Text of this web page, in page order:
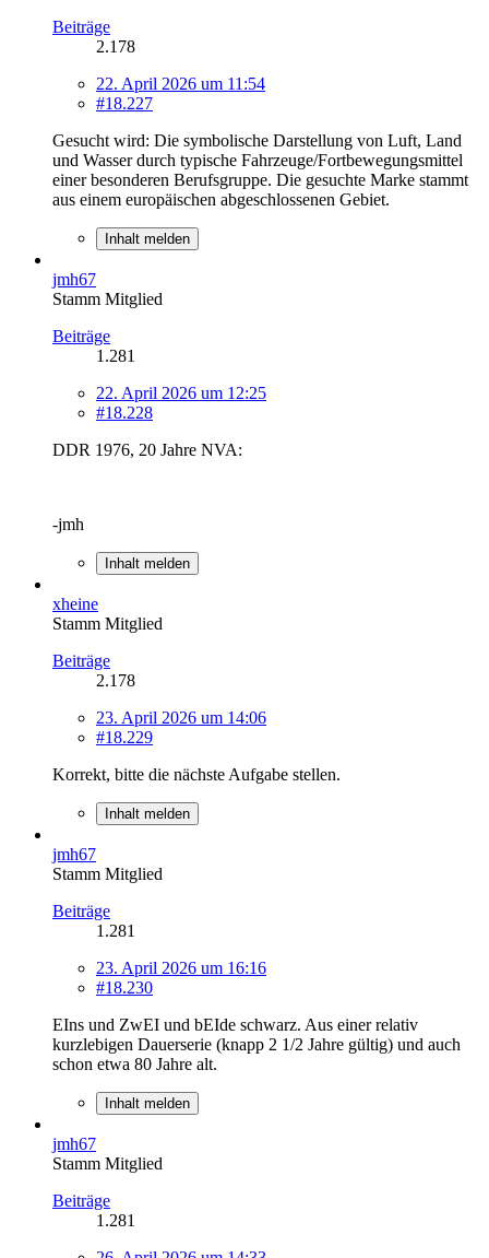
Beiträge
2.178
22. April 2026 um 11:54
#18.227
Gesucht wird: Die symbolische Darstellung von Luft, Land
und Wasser durch typische Fahrzeuge/Fortbewegungsmittel
einer besonderen Berufsgruppe. Die gesuchte Marke stammt
aus einem europäischen abgeschlossenen Gebiet.
Inhalt melden
jmh67
Stamm Mitglied
Beiträge
1.281
22. April 2026 um 12:25
#18.228
DDR 1976, 20 Jahre NVA:
-jmh
Inhalt melden
xheine
Stamm Mitglied
Beiträge
2.178
23. April 2026 um 14:06
#18.229
Korrekt, bitte die nächste Aufgabe stellen.
Inhalt melden
jmh67
Stamm Mitglied
Beiträge
1.281
23. April 2026 um 16:16
#18.230
EIns und ZwEI und bEIde schwarz. Aus einer relativ
kurzlebigen Dauerserie (knapp 2 1/2 Jahre gültig) und auch
schon etwa 80 Jahre alt.
Inhalt melden
jmh67
Stamm Mitglied
Beiträge
1.281